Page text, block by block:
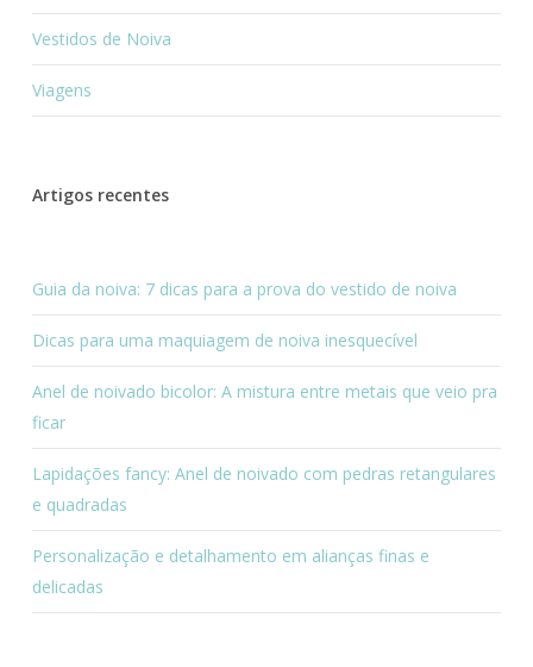
Vestidos de Noiva
Viagens
Artigos recentes
Guia da noiva: 7 dicas para a prova do vestido de noiva
Dicas para uma maquiagem de noiva inesquecível
Anel de noivado bicolor: A mistura entre metais que veio pra
ficar
Lapidações fancy: Anel de noivado com pedras retangulares
e quadradas
Personalização e detalhamento em alianças finas e
delicadas